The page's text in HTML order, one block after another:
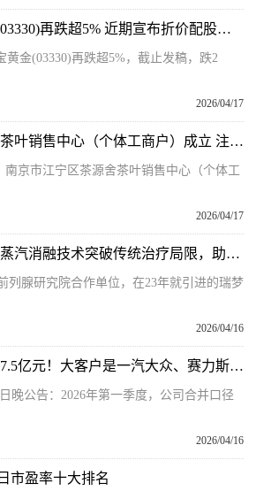
港股异动 | 灵宝黄金(03330)再跌超5% 近期宣布折价配股净筹7.7亿港元 用于拓展海外金矿业务
黄金(03330)再跌超5%，截止发稿，跌2
2026/04/17
南京市江宁区茶源舍茶叶销售中心（个体工商户）成立 注册资本10万人民币-前沿热点
南京市江宁区茶源舍茶叶销售中心（个体工
2026/04/17
重庆曙光医院瑞梦热蒸汽消融技术突破传统治疗局限，助力男性前列腺增生康复！
列腺研究院合作单位，在23年就引进的瑞梦
2026/04/16
000030，新增订单167.5亿元！大客户是一汽大众、赛力斯、奇瑞汽车！ 聚焦
晚公告：2026年第一季度，公司合并口径
2026/04/16
市盈率十大排名